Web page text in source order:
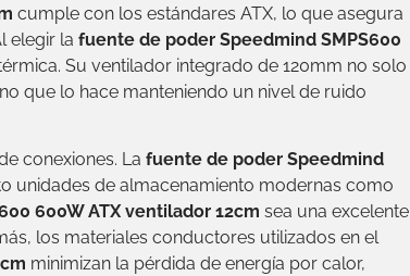
cumple con los estándares ATX, lo que asegura
elegir la fuente de poder Speedmind SMPS600
Su ventilador integrado de 120mm no solo
que lo hace manteniendo un nivel de ruido
conexiones. La fuente de poder Speedmind
unidades de almacenamiento modernas como
600W ATX ventilador 12cm sea una excelente
los materiales conductores utilizados en el
minimizan la pérdida de energía por calor,